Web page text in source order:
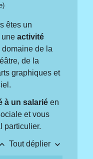
êtes un
uneactivité
de la
de la
graphiques et
à un salarié en
et vous
particulier.
keyboard_arrow_up Tout déplier keyboard_arrow_down